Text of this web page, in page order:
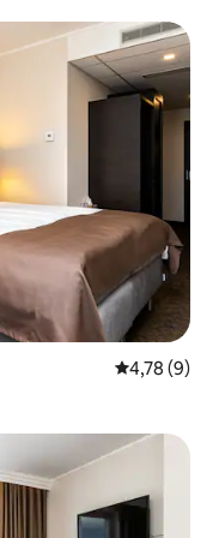
Évaluation
4,78 (9)